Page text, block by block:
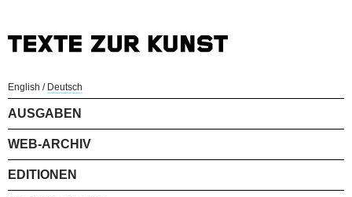
English / Deutsch
AUSGABEN
WEB-ARCHIV
EDITIONEN